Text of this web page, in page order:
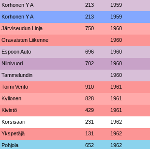
Korhonen Y A 213 1959
Korhonen Y A 213 1959
Järviseudun Linja 750 1960
Oravaisten Liikenne 1960
Espoon Auto 696 1960
Niinivuori 702 1960
Tammelundin 1960
Toimi Vento 910 1961
Kyllonen 828 1961
Kivistö 429 1961
Korsisaari 231 1962
Ykspetäjä 131 1962
Pohjola 652 1962